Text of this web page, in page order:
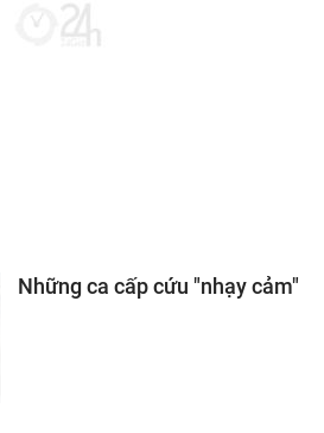
Những ca cấp cứu "nhạy cảm"